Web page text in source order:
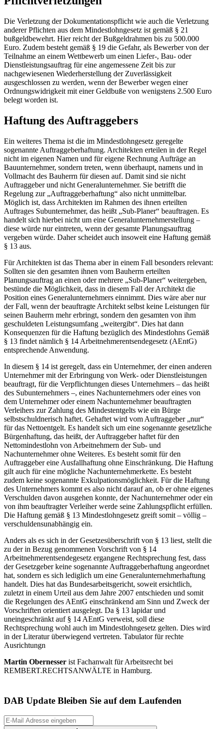
Die Verletzung der Dokumentationspflicht wie auch die Verletzung
anderer Pflichten aus dem Mindestlohngesetz ist gemäß § 21
bußgeldbewehrt. Hier reicht der Bußgeldrahmen bis zu 500.000
Euro. Zudem besteht gemäß § 19 die Gefahr, als Bewerber von der
Teilnahme an einem Wettbewerb um einen Liefer-, Bau- oder
Dienstleistungsauftrag für eine angemessene Zeit bis zur
nachgewiesenen Wiederherstellung der Zuverlässigkeit
ausgeschlossen zu werden, wenn der Bewerber wegen einer
Ordnungswidrigkeit mit einer Geldbuße von wenigstens 2.500 Euro
belegt worden ist.
Haftung des Auftraggebers
Ein weiteres Thema ist die im Mindestlohngesetz geregelte
sogenannte Auftraggeberhaftung. Architekten erteilen in der Regel
nicht im eigenen Namen und für eigene Rechnung Aufträge an
Bauunternehmer, sondern treten, wenn überhaupt, namens und in
Vollmacht des Bauherrn für diesen auf. Damit sind sie nicht
Auftraggeber und nicht Generalunternehmer. Sie betrifft die
Regelung zur „Auftraggeberhaftung“ also nicht unmittelbar.
Möglich ist, dass Architekten im Rahmen des ihnen erteilten
Auftrages Subunternehmer, das heißt „Sub-Planer“ beauftragen. Es
handelt sich hierbei nicht um eine Generalunternehmerstellung –
diese würde nur eintreten, wenn der gesamte Planungsauftrag
vergeben würde. Daher scheidet auch insoweit eine Haftung gemäß
§ 13 aus.
Für Architekten ist das Thema aber in einem Fall besonders relevant:
Sollten sie den gesamten ihnen vom Bauherrn erteilten
Planungsauftrag an einen oder mehrere „Sub-Planer“ weitergeben,
bestünde die Möglichkeit, dass in diesem Fall der Architekt die
Position eines Generalunternehmers einnimmt. Dies wäre aber nur
der Fall, wenn der beauftragte Architekt selbst keine Leistungen für
seinen Bauherrn mehr erbringt, sondern den gesamten von ihm
geschuldeten Leistungsumfang „weitergibt“. Dies hat dann
Konsequenzen für die Haftung bezüglich des Mindestlohns Gemäß
§ 13 findet nämlich § 14 Arbeitnehmerentsendegesetz (AEntG)
entsprechende Anwendung.
In diesem § 14 ist geregelt, dass ein Unternehmer, der einen anderen
Unternehmer mit der Erbringung von Werk- oder Dienstleistungen
beauftragt, für die Verpflichtungen dieses Unternehmers – das heißt
des Subunternehmers –, eines Nachunternehmers oder eines von
dem Unternehmer oder einem Nachunternehmer beauftragten
Verleihers zur Zahlung des Mindestentgelts wie ein Bürge
selbstschuldnerisch haftet. Gehaftet wird vom Auftraggeber „nur“
für das Nettoentgelt. Es handelt sich um eine sogenannte gesetzliche
Bürgenhaftung, das heißt, der Auftraggeber haftet für den
Nettomindestlohn von Arbeitnehmern der Sub- und
Nachunternehmer ohne Weiteres. Es besteht somit für den
Auftraggeber eine Ausfallhaftung ohne Einschränkung. Die Haftung
gilt auch für eine mögliche Nachunternehmerkette. Es besteht
zudem keine sogenannte Exkulpationsmöglichkeit. Für die Haftung
des Unternehmers kommt es also nicht darauf an, ob er ohne eigenes
Verschulden davon ausgehen konnte, der Nachunternehmer oder ein
von ihm beauftragter Verleiher werde seine Zahlungspflicht erfüllen.
Die Haftung gemäß § 13 Mindestlohngesetz greift somit – völlig –
verschuldensunabhängig ein.
Anders als es sich in der Gesetzesüberschrift von § 13 liest, stellt die
zu der in Bezug genommenen Vorschrift von § 14
Arbeitnehmerentsendegesetz ergangene Rechtsprechung fest, dass
der Gesetzgeber keine sogenannte Auftraggeberhaftung angeordnet
hat, sondern es sich lediglich um eine Generalunternehmerhaftung
handelt. Dies hat das Bundesarbeitsgericht, soweit ersichtlich,
zuletzt in einem Urteil aus dem Jahre 2007 entschieden und somit
die Regelungen des AEntG einschränkend am Sinn und Zweck der
Vorschriften orientiert ausgelegt. Da § 13 lapidar und
uneingeschränkt auf § 14 AEntG verweist, soll diese
Rechtsprechung wohl auch im Mindestlohngesetz gelten. Dies wird
in der Literatur überwiegend vertreten. Tabulator für rechte
Ausrichtungn
Martin Obernesser ist Fachanwalt für Arbeitsrecht bei
REMBERT.RECHTSANWÄLTE in Hamburg.
DAB Update Bleiben Sie auf dem Laufenden